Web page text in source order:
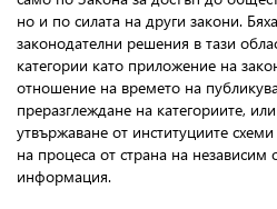
но и по силата на други закони.
законодателни решения в тази
категории като приложение на
отношение на времето на
преразглеждане на категориите,
утвържаване от институциите
на процеса от страна на независим
информация.